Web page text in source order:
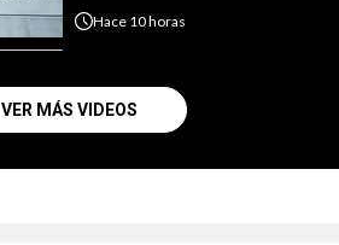
Hace 10 horas
VER MÁS VIDEOS